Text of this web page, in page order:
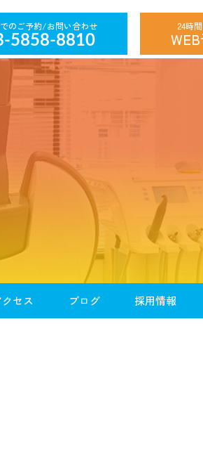
5858-8810
24時
クセス ブログ
採用情報